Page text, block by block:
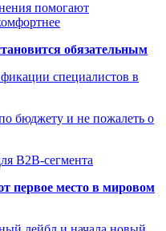
помогают
обязательным
специалистов в
бюджету и не пожалеть о
B2B-сегмента
первое место в мировом